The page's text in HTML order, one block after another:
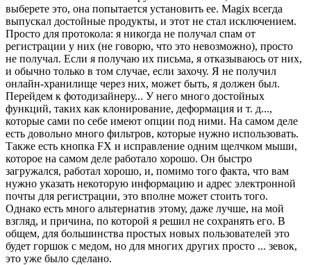
выберете это, она попытается установить ее. Magix всегда
выпускал достойные продукты, и этот не стал исключением.
Просто для протокола: я никогда не получал спам от
регистрации у них (не говорю, что это невозможно), просто
не получал. Если я получаю их письма, я отказываюсь от них,
и обычно только в том случае, если захочу. Я не получил
онлайн-хранилище через них, может быть, я должен был.
Перейдем к фотодизайнеру... У него много достойных
функций, таких как клонирование, деформация и т. д...,
которые сами по себе имеют опции под ними. На самом деле
есть довольно много фильтров, которые нужно использовать.
Также есть кнопка FX и исправление одним щелчком мыши,
которое на самом деле работало хорошо. Он быстро
загружался, работал хорошо, и, помимо того факта, что вам
нужно указать некоторую информацию и адрес электронной
почты для регистрации, это вполне может стоить того.
Однако есть много альтернатив этому, даже лучше, на мой
взгляд, и причина, по которой я решил не сохранять его. В
общем, для большинства простых новых пользователей это
будет горшок с медом, но для многих других просто ... зевок,
это уже было сделано.